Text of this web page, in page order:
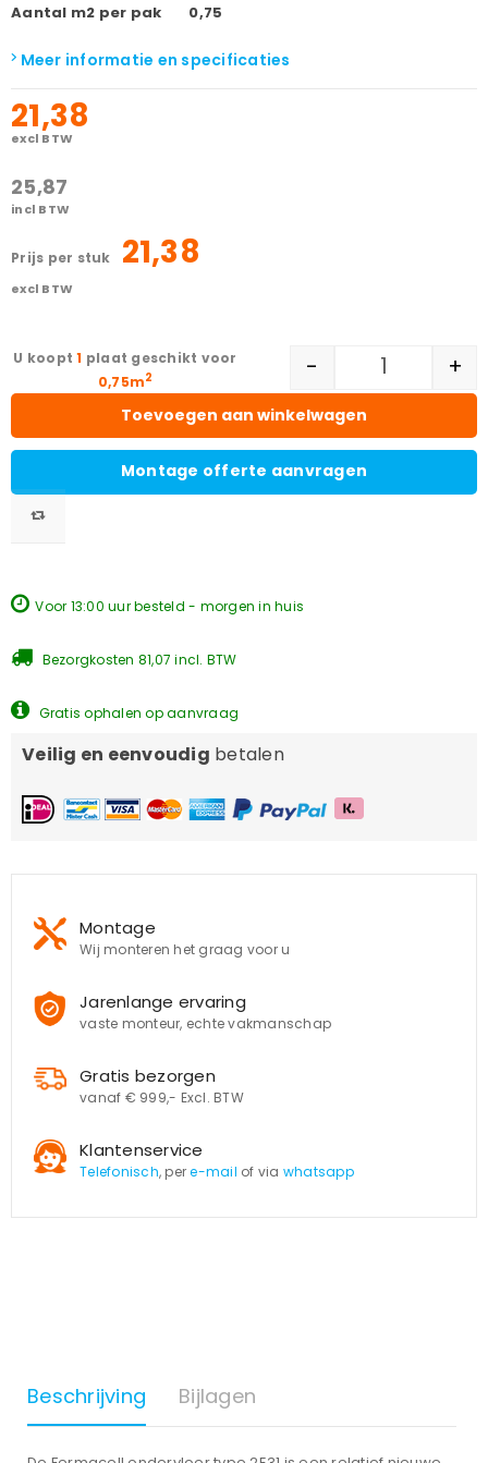
Aantal m2 per pak 0,75
Meer informatie en specificaties
21,38
excl BTW
25,87
incl BTW
prijs per stuk 21,38
excl BTW
- +
Toevoegen aan winkelwagen
Montage offerte aanvragen
1 plaat geschikt voor
0,75m2
Voor 13:00 uur besteld - morgen in huis
Bezorgkosten 81,07 incl. BTW
Gratis ophalen op aanvraag
Veilig en eenvoudig betalen
Montage
Wij monteren het graag voor u
Jarenlange ervaring
vaste monteur, echte vakmanschap
Gratis bezorgen
vanaf € 999,- Excl. BTW
Klantenservice
Telefonisch, pere-mail of via whatsapp
Beschrijving Bijlagen